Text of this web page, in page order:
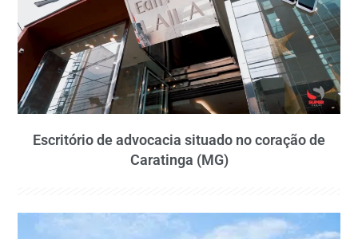
Escritório de advocacia situado no coração de
Caratinga (MG)